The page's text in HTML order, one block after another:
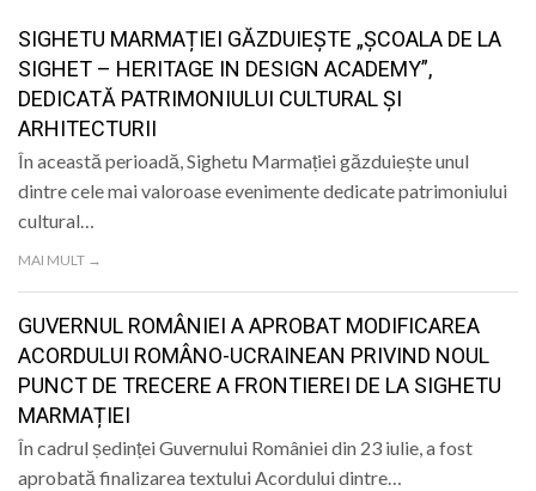
SANATATE
SPORT
SPECIAL
POLITIC
LIFE
SIGHETU MARMAȚIEI GĂZDUIEȘTE „ȘCOALA DE LA
SIGHET – HERITAGE IN DESIGN ACADEMY”,
DEDICATĂ PATRIMONIULUI CULTURAL ȘI
ARHITECTURII
În această perioadă, Sighetu Marmației găzduiește unul
dintre cele mai valoroase evenimente dedicate patrimoniului
cultural…
MAI MULT →
GUVERNUL ROMÂNIEI A APROBAT MODIFICAREA
ACORDULUI ROMÂNO-UCRAINEAN PRIVIND NOUL
PUNCT DE TRECERE A FRONTIEREI DE LA SIGHETU
MARMAȚIEI
În cadrul ședinței Guvernului României din 23 iulie, a fost
aprobată finalizarea textului Acordului dintre…